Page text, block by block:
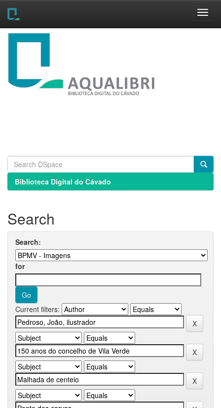
Skip
Biblioteca Digital do Cávado
Search
Search:
for
Current filters: